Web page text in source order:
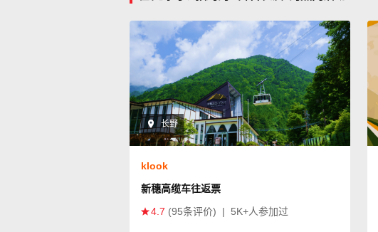
长野
klook
新穗高缆车往返票
4.7 (95条评价) | 5K+人参加过